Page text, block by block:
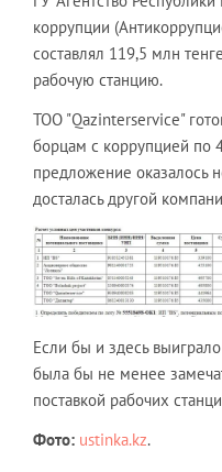
коррупции
составлял 119,5 млн
рабочую станцию.
ТОО "Qazinterservice"
борцам с коррупцией по
предложение оказалось
досталась другой
Если бы и здесь
была бы не менее
поставкой рабочих
Фото: ustinka.kz.